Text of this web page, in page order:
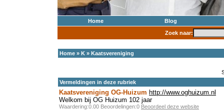
Home
Blog
Zoek naar:
Home » K » Kaatsvereniging
Vermeldingen in deze rubriek
Kaatsvereniging OG-Huizum http://www.oghuizum.nl
Welkom bij OG Huizum 102 jaar
Waardering:0.00 Beoordelingen:0 Beoordeel deze website